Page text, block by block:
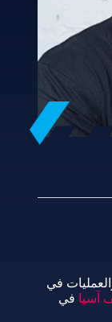
في
آسيا في